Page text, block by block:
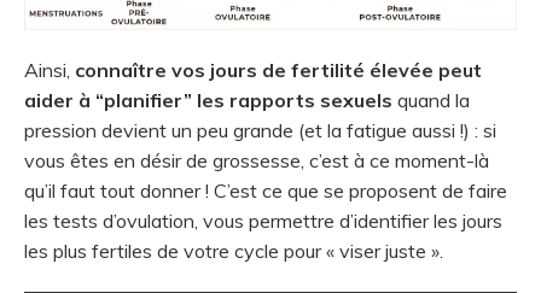
Ainsi, connaître vos jours de fertilité élevée peut
aider à “planifier” les rapports sexuels quand la
pression devient un peu grande (et la fatigue aussi !) : si
vous êtes en désir de grossesse, c’est à ce moment-là
qu’il faut tout donner ! C’est ce que se proposent de faire
les tests d’ovulation, vous permettre d’identifier les jours
les plus fertiles de votre cycle pour « viser juste »